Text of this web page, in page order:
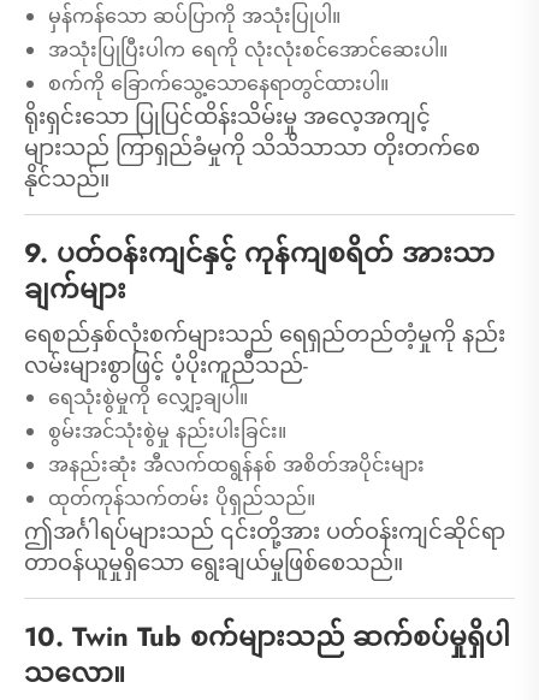
မှန်ကန်သော ဆပ်ပြာကို အသုံးပြုပါ။
အသုံးပြုပြီးပါက ရေကို လုံးလုံးစင်အောင်ဆေးပါ။
စက်ကို ခြောက်သွေ့သောနေရာတွင်ထားပါ။
ရိုးရှင်းသော ပြုပြင်ထိန်းသိမ်းမှု အလေ့အကျင့်
များသည် ကြာရှည်ခံမှုကို သိသိသာသာ တိုးတက်စေ
နိုင်သည်။
9. ပတ်ဝန်းကျင်နှင့် ကုန်ကျစရိတ် အားသာ
ချက်များ
ရေစည်နှစ်လုံးစက်များသည် ရေရှည်တည်တံ့မှုကို နည်း
လမ်းများစွာဖြင့် ပံ့ပိုးကူညီသည်-
ရေသုံးစွဲမှုကို လျှော့ချပါ။
စွမ်းအင်သုံးစွဲမှု နည်းပါးခြင်း။
အနည်းဆုံး အီလက်ထရွန်နစ် အစိတ်အပိုင်းများ
ထုတ်ကုန်သက်တမ်း ပိုရှည်သည်။
ဤအင်္ဂါရပ်များသည် ၎င်းတို့အား ပတ်ဝန်းကျင်ဆိုင်ရာ
တာဝန်ယူမှုရှိသော ရွေးချယ်မှုဖြစ်စေသည်။
10. Twin Tub စက်များသည် ဆက်စပ်မှုရှိပါ
သလော။